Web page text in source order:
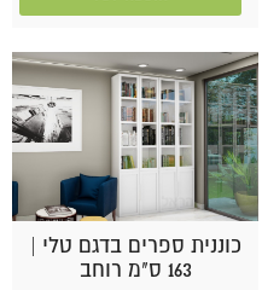
כוננית ספרים בדגם טלי |
163 ס"מ רוחב